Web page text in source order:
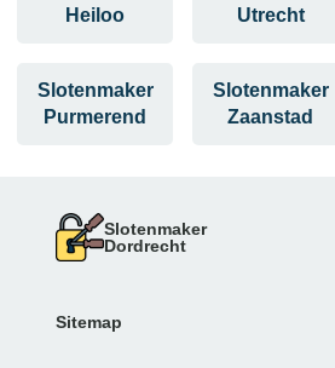
Heiloo
Utrecht
Slotenmaker
Purmerend
Slotenmaker
Zaanstad
Slotenmaker
Dordrecht
Sitemap